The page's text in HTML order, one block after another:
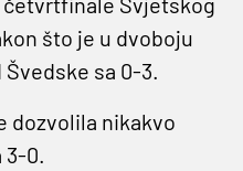
što je u dvoboju
sa 0-3.
dozvolila nikakvo
3-0.